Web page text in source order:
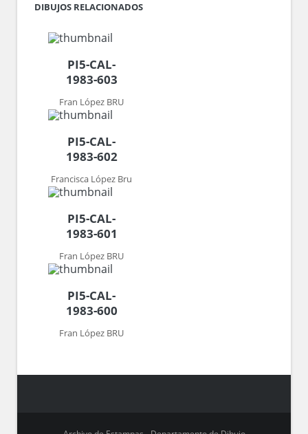
DIBUJOS RELACIONADOS
PI5-CAL-
1983-603
Fran López BRU
PI5-CAL-
1983-602
Francisca López Bru
PI5-CAL-
1983-601
Fran López BRU
PI5-CAL-
1983-600
Fran López BRU